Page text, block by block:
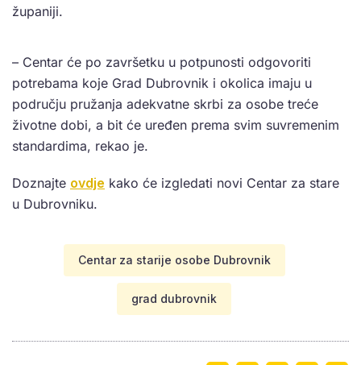
županiji.
– Centar će po završetku u potpunosti odgovoriti
potrebama koje Grad Dubrovnik i okolica imaju u
području pružanja adekvatne skrbi za osobe treće
životne dobi, a bit će uređen prema svim suvremenim
standardima, rekao je.
Doznajte ovdje kako će izgledati novi Centar za stare
u Dubrovniku.
Centar za starije osobe Dubrovnik
grad dubrovnik